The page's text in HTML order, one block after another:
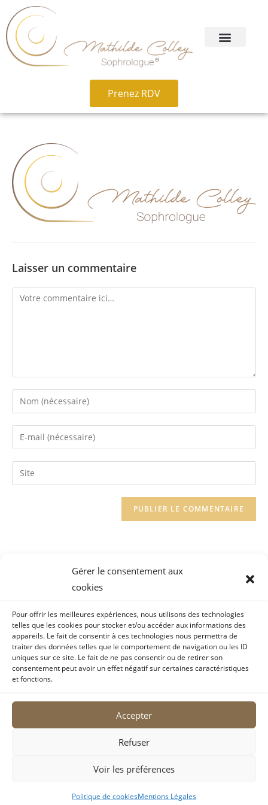
Gérer le consentement aux
cookies
Pour offrir les meilleures expériences, nous utilisons des technologies
telles que les cookies pour stocker et/ou accéder aux informations des
appareils. Le fait de consentir à ces technologies nous permettra de
traiter des données telles que le comportement de navigation ou les ID
uniques sur ce site. Le fait de ne pas consentir ou de retirer son
consentement peut avoir un effet négatif sur certaines caractéristiques
et fonctions.
Accepter
Refuser
Voir les préférences
Politique de cookiesMentions Légales
Prenez RDV
Laisser un commentaire
CGV
Traitement des données à caractère personnel
Copyright 2026 © Tous droits réservés
Site web réalisé par Mathilde Colley, Meriem Chikh et Little